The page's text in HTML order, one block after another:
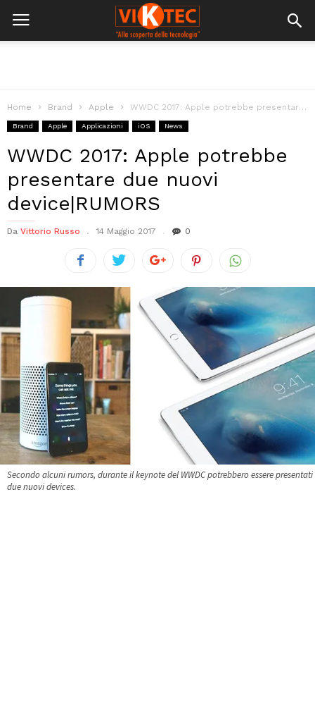
Home Brand Apple WWDC 2017: Apple potrebbe presentare due nuovi device|RUMORS
Brand Apple Applicazioni iOS News
WWDC 2017: Apple potrebbe
presentare due nuovi
device|RUMORS
Da Vittorio Russo 14 Maggio 2017 0
Secondo alcuni rumors, durante il keynote del WWDC potrebbero essere presentati
due nuovi devices.